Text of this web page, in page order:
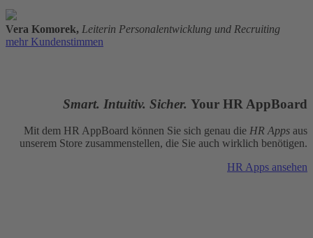
Vera Komorek, Leiterin Personalentwicklung und Recruiting
mehr Kundenstimmen
Smart. Intuitiv. Sicher. Your HR AppBoard
Mit dem HR AppBoard können Sie sich genau die HR Apps aus
unserem Store zusammenstellen, die Sie auch wirklich benötigen.
HR Apps ansehen